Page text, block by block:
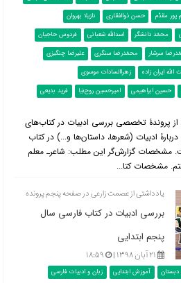
مقدّم حسن ذوالفقاری
نازیلا بهروان
محمّد دانشگر اسدالله شعبانی
فردوس حاجیان
سرشار محمّدرضا سنگری
علیرضا چنگیزی
الله ایران زاده
زهراالسادات موسوی
حسین ابراهیمی امیرحسین روح‌نیا فرید بدیعی
پروندۀ تخصصی بررسی ادبیات در کتاب‌‌های
ادبیات (شعرها، داستان‌ها و...) در کتاب
مشخصات گزارش‌گر این مطلب: شاعرـ معلم
مشخصات کتا...
یادداشتی از عصمت زارعی در صفحه پنجم پرونده
بررسی ادبیات در کتاب فارسی سال
پنجم ابتدایی
۲۱ آبان ۱۳۹۸ | ۱۸:۵۹
آموزش ابتدایی
زبان و ادبیات فارسی